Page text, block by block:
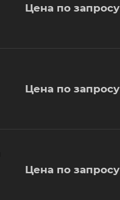
Цена по запросу
Цена по запросу
Цена по запросу